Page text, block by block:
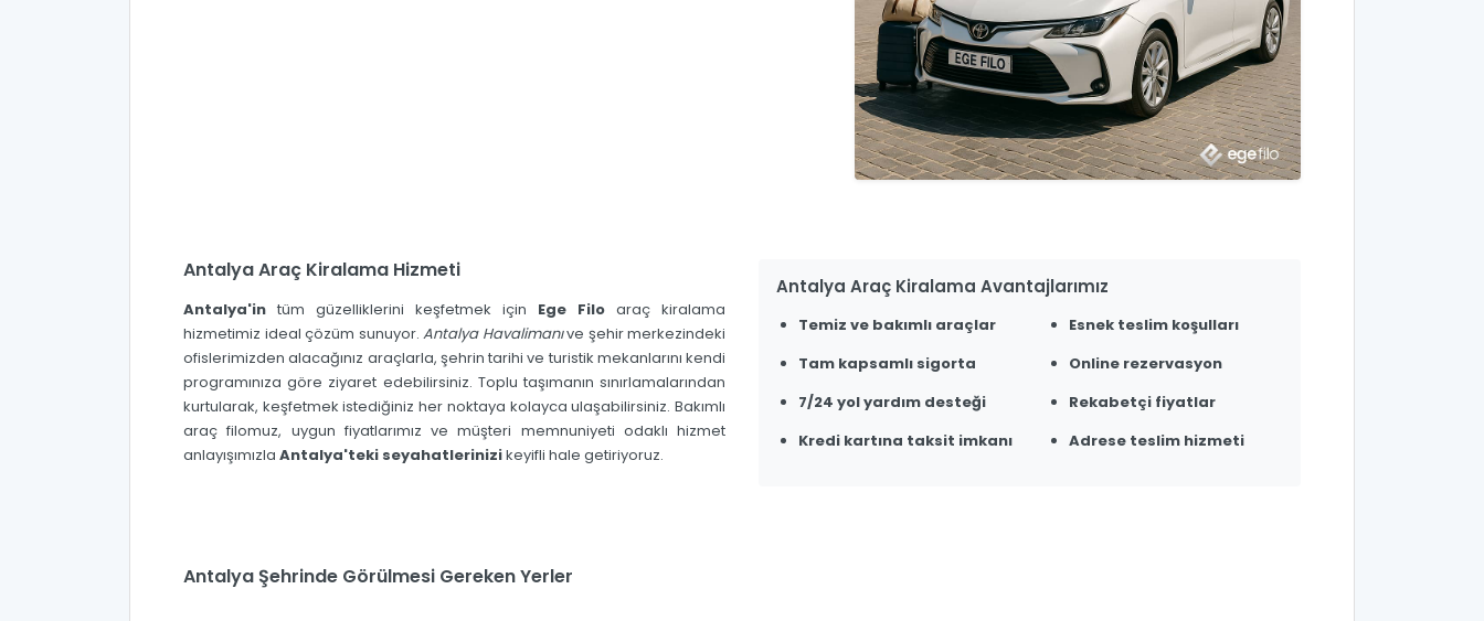
Antalya Araç Kiralama Hizmeti
Antalya'in tüm güzelliklerini keşfetmek için Ege Filo araç kiralama
hizmetimiz ideal çözüm sunuyor. Antalya Havalimanıve şehir merkezindeki
ofislerimizden alacağınız araçlarla, şehrin tarihi ve turistik mekanlarını kendi
programınıza göre ziyaret edebilirsiniz. Toplu taşımanın sınırlamalarından
kurtularak, keşfetmek istediğiniz her noktaya kolayca ulaşabilirsiniz. Bakımlı
araç filomuz, uygun fiyatlarımız ve müşteri memnuniyeti odaklı hizmet
anlayışımızla Antalya'teki seyahatlerinizikeyifli hale getiriyoruz.
Antalya Araç Kiralama Avantajlarımız
Temiz ve bakımlı araçlar
Tam kapsamlı sigorta
7/24 yol yardım desteği
Kredi kartına taksit imkanı
Esnek teslim koşulları
Online rezervasyon
Rekabetçi fiyatlar
Adrese teslim hizmeti
Antalya Şehrinde Görülmesi Gereken Yerler